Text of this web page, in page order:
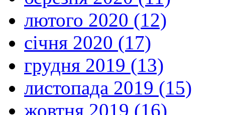
лютого 2020 (12)
січня 2020 (17)
грудня 2019 (13)
листопада 2019 (15)
жовтня 2019 (16)